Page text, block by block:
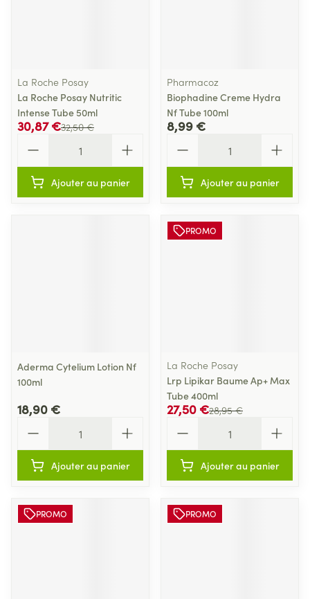
La Roche Posay
La Roche Posay Nutritic
Intense Tube 50ml
32,50 €
30,87 €
Ajouter au panier
Pharmacoz
Biophadine Creme Hydra
Nf Tube 100ml
8,99 €
Ajouter au panier
Aderma Cytelium Lotion Nf
100ml
18,90 €
Ajouter au panier
PROMO
La Roche Posay
Lrp Lipikar Baume Ap+ Max
Tube 400ml
28,95 €
27,50 €
Ajouter au panier
PROMO PROMO